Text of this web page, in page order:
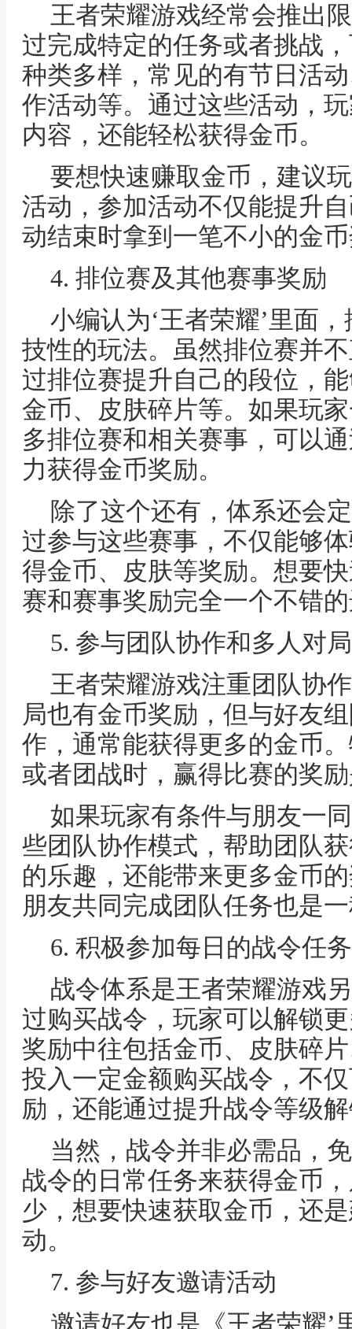
王者荣耀游戏经常会推出
过完成特定的任务或者挑战
种类多样，常见的有节日活
作活动等。通过这些活动，
内容，还能轻松获得金币。
要想快速赚取金币，建议
活动，参加活动不仅能提升
动结束时拿到一笔不小的金
4. 排位赛及其他赛事奖励
小编认为‘王者荣耀’里面
技性的玩法。虽然排位赛并
过排位赛提升自己的段位，
金币、皮肤碎片等。如果玩
多排位赛和相关赛事，可以
力获得金币奖励。
除了这个还有，体系还会
过参与这些赛事，不仅能够
得金币、皮肤等奖励。想要
赛和赛事奖励完全一个不错
5. 参与团队协作和多人对局
王者荣耀游戏注重团队协
局也有金币奖励，但与好友
作，通常能获得更多的金币
或者团战时，赢得比赛的奖
如果玩家有条件与朋友一
些团队协作模式，帮助团队
的乐趣，还能带来更多金币
朋友共同完成团队任务也是
6. 积极参加每日的战令任务
战令体系是王者荣耀游戏
过购买战令，玩家可以解锁
奖励中往包括金币、皮肤碎
投入一定金额购买战令，不
励，还能通过提升战令等级
当然，战令并非必需品，
战令的日常任务来获得金币
少，想要快速获取金币，还
动。
7. 参与好友邀请活动